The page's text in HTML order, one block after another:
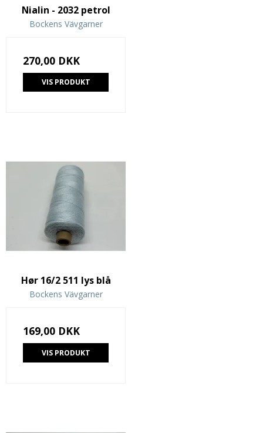
Nialin - 2032 petrol
Bockens Vävgarner
270,00 DKK
VIS PRODUKT
Hør 16/2 511 lys blå
Bockens Vävgarner
169,00 DKK
VIS PRODUKT